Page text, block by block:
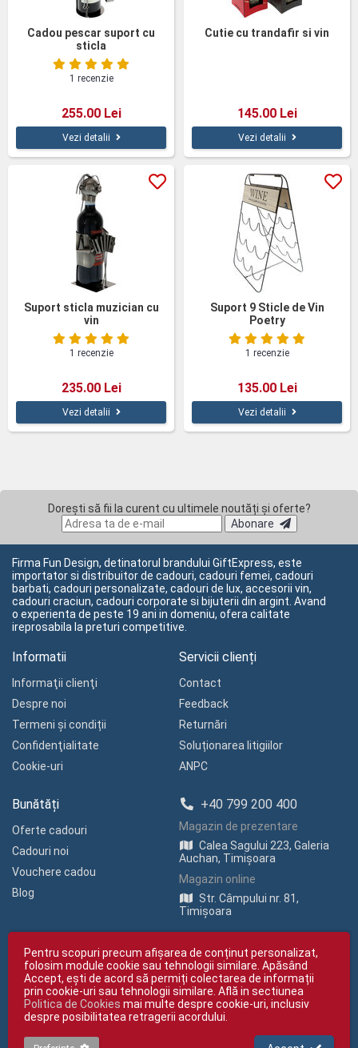
Cadou pescar suport cu
sticla
1 recenzie
255.00 Lei
Vezi detalii
Cutie cu trandafir si vin
145.00 Lei
Vezi detalii
Suport sticla muzician cu
vin
1 recenzie
235.00 Lei
Vezi detalii
Suport 9 Sticle de Vin
Poetry
1 recenzie
135.00 Lei
Vezi detalii
Dorești să fii la curent cu ultimele noutăți și oferte?
Abonare
Firma Fun Design, detinatorul brandului GiftExpress, este
importator si distribuitor de cadouri, cadouri femei, cadouri
barbati, cadouri personalizate, cadouri de lux, accesorii vin,
cadouri craciun, cadouri corporate si bijuterii din argint. Avand
o experienta de peste 19 ani in domeniu, ofera calitate
ireprosabila la preturi competitive.
Informatii
Informaţii clienţi
Despre noi
Termeni și condiții
Confidenţialitate
Cookie-uri
Servicii clienți
Contact
Feedback
Returnări
Soluționarea litigiilor
ANPC
Bunătăți
Oferte cadouri
Cadouri noi
Vouchere cadou
Blog
+40 799 200 400
Magazin de prezentare
Calea Sagului 223, Galeria
Auchan, Timișoara
Magazin online
Str. Câmpului nr. 81,
Timișoara
Copyright © giftexpress.ro | Toate drepturile rezervate
giftexpress.ro aparține de Fun Design SRL (CUI RO 15651694, Nr. Reg. Com.
giftexpress.ro folosește cookie-uri. Prețurile afișate includ TVA
Pentru scopuri precum afișarea de conținut personalizat,
folosim module cookie sau tehnologii similare. Apăsând
Accept, ești de acord să permiți colectarea de informații
prin cookie-uri sau tehnologii similare. Află in sectiunea
Politica de Cookies mai multe despre cookie-uri, inclusiv
despre posibilitatea retragerii acordului.